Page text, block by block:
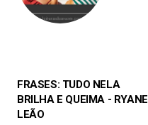
FRASES: TUDO NELA
BRILHA E QUEIMA - RYANE
LEÃO